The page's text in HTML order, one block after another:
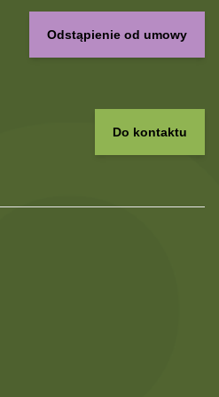
Odstąpienie od umowy
Do kontaktu